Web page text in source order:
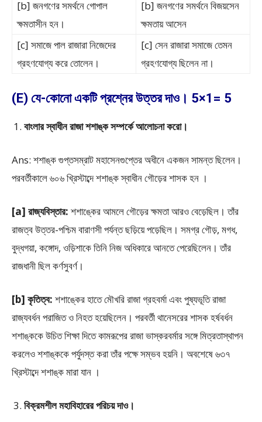
[b] জনগণের সমর্থনে গোপাল
ক্ষমতাসীন হন।
[b] জনগণের সমর্থনে বিজয়সেন
ক্ষমতায় আসেন
[c] সমাজে পাল রাজারা নিজেদের
গ্রহণযোগ্য করে তোলেন।
[c] সেন রাজারা সমাজে তেমন
গ্রহণযোগ্য ছিলেন না।
(E) যে-কোনো একটি প্রশ্নের উত্তর দাও। 5×1= 5
বাংলার স্বাধীন রাজা শশাঙ্ক সম্পর্কে আলোচনা করো।
Ans: শশাঙ্ক গুপ্তসম্রাট মহাসেনগুপ্তের অধীনে একজন সামন্ত ছিলেন।
পরবর্তীকালে ৬০৬ খ্রিস্টাব্দে শশাঙ্ক স্বাধীন গৌড়ের শাসক হন ।
[a] রাজ্যবিস্তার: শশাঙ্কের আমলে গৌড়ের ক্ষমতা আরও বেড়েছিল। তাঁর
রাজত্ব উত্তর-পশ্চিম বারাণসী পর্যন্ত ছড়িয়ে পড়েছিল। সমগ্র গৌড়, মগধ,
বুদ্ধগয়া, কঙ্গোদ, ওড়িশাকে তিনি নিজ অধিকারে আনতে পেরেছিলেন। তাঁর
রাজধানী ছিল কর্ণসুবর্ণ।
[b] কৃতিত্ব: শশাঙ্কের হাতে মৌখরি রাজা গ্রহবর্মা এবং পুষ্যভূতি রাজা
রাজ্যবর্ধন পরাজিত ও নিহত হয়েছিলেন। পরবর্তী থানেসরের শাসক হর্ষবর্ধন
শশাঙ্ককে উচিত শিক্ষা দিতে কামরূপের রাজা ভাস্করবর্মার সঙ্গে মিত্রতাস্থাপন
করলেও শশাঙ্ককে পর্যুদস্ত করা তাঁর পক্ষে সম্ভব হয়নি। অবশেষে ৬৩৭
খ্রিস্টাব্দে শশাঙ্ক মারা যান ।
বিক্রমশীল মহাবিহারের পরিচয় দাও।